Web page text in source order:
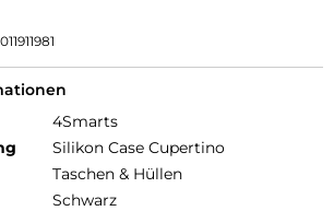
4Smarts
Silikon Case Cupertino
Taschen & Hüllen
Schwarz